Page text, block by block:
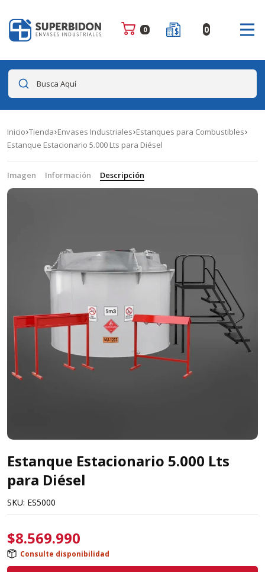
0 0
Busca Aquí
Inicio Tienda Envases Industriales Estanques para Combustibles
Estanque Estacionario 5.000 Lts para Diésel
Imagen Información Descripción
Estanque Estacionario 5.000 Lts
para Diésel
SKU: ES5000
$8.569.990
Consulte disponibilidad